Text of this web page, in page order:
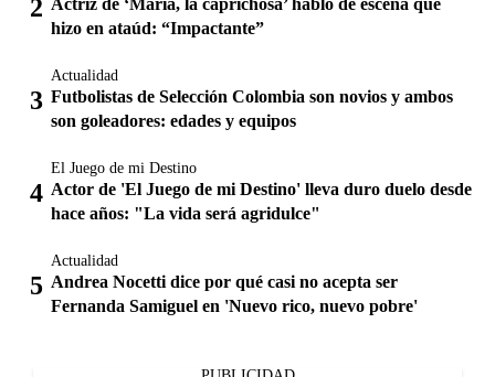
Actriz de ‘María, la caprichosa’ habló de escena que
hizo en ataúd: “Impactante”
Actualidad
Futbolistas de Selección Colombia son novios y ambos
son goleadores: edades y equipos
El Juego de mi Destino
Actor de 'El Juego de mi Destino' lleva duro duelo desde
hace años: "La vida será agridulce"
Actualidad
Andrea Nocetti dice por qué casi no acepta ser
Fernanda Samiguel en 'Nuevo rico, nuevo pobre'